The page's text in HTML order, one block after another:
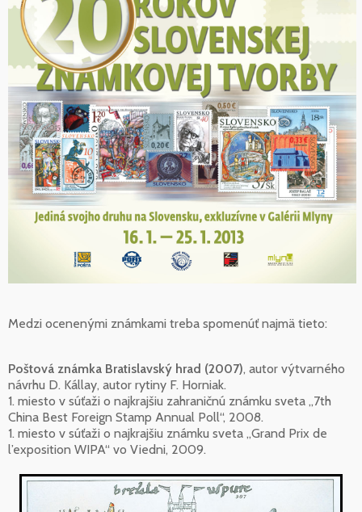
Medzi ocenenými známkami treba spomenúť najmä tieto:
Poštová známka Bratislavský hrad (2007), autor výtvarného
návrhu D. Kállay, autor rytiny F. Horniak.
1. miesto v súťaži o najkrajšiu zahraničnú známku sveta „7th
China Best Foreign Stamp Annual Poll“, 2008.
1. miesto v súťaži o najkrajšiu známku sveta „Grand Prix de
l’exposition WIPA“ vo Viedni, 2009.